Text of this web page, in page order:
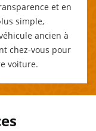
et en
simple,
ancien à
chez-vous pour
voiture.